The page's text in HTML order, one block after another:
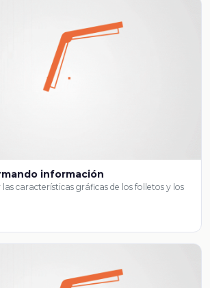
información
características gráficas de los folletos y los